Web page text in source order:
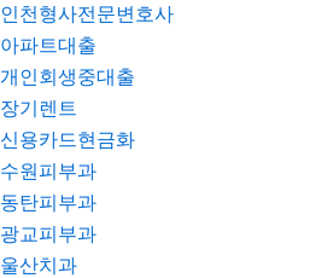
인천형사전문변호사
아파트대출
개인회생중대출
장기렌트
신용카드현금화
수원피부과
동탄피부과
광교피부과
울산치과